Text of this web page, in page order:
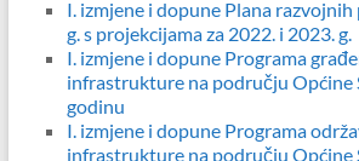
I. izmjene i dopune Plana
g. s projekcijama za 2022. i 2023. g.
I. izmjene i dopune Programa
infrastrukture na području Općine
godinu
I. izmjene i dopune Programa
infrastrukture na području Općine